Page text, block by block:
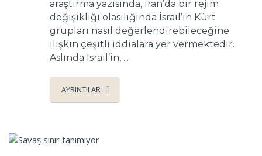
araştırma yazısında, İran’da bir rejim
değişikliği olasılığında İsrail’in Kürt
grupları nasıl değerlendirebileceğine
ilişkin çeşitli iddialara yer vermektedir.
Aslında İsrail’in, ...
AYRINTILAR